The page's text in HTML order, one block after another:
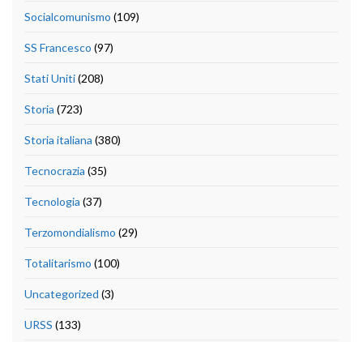
Socialcomunismo (109)
SS Francesco (97)
Stati Uniti(208)
Storia (723)
Storia italiana (380)
Tecnocrazia (35)
Tecnologia (37)
Terzomondialismo (29)
Totalitarismo (100)
Uncategorized (3)
URSS (133)